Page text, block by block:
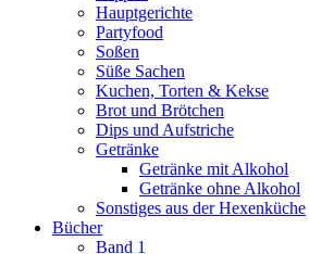
Hauptgerichte
Partyfood
Soßen
Süße Sachen
Kuchen, Torten & Kekse
Brot und Brötchen
Dips und Aufstriche
Getränke
Getränke mit Alkohol
Getränke ohne Alkohol
Sonstiges aus der Hexenküche
Bücher
Band 1